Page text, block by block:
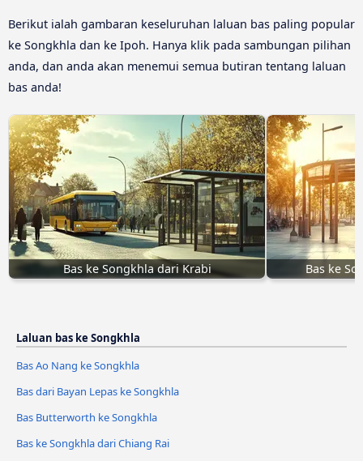
Berikut ialah gambaran keseluruhan laluan bas paling popular
ke Songkhla dan ke Ipoh. Hanya klik pada sambungan pilihan
anda, dan anda akan menemui semua butiran tentang laluan
bas anda!
Bas ke Songkhla dari Krabi Bas ke
Laluan bas ke Songkhla
Bas Ao Nang ke Songkhla
Bas dari Bayan Lepas ke Songkhla
Bas Butterworth ke Songkhla
Bas ke Songkhla dari Chiang Rai